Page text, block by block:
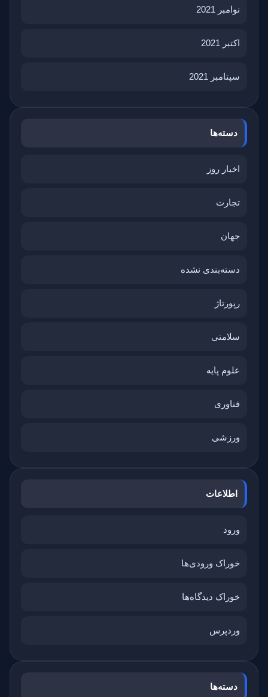
نوامبر 2021
اکتبر 2021
سپتامبر 2021
دسته‌ها
اخبار روز
تجارت
جهان
دسته‌بندی نشده
رپورتاژ
سلامتی
علوم پایه
فناوری
ورزشی
اطلاعات
ورود
خوراک ورودی‌ها
خوراک دیدگاه‌ها
وردپرس
دسته‌ها